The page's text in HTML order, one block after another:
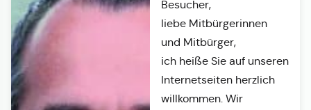
Besucher,
liebe Mitbürgerinnen
und Mitbürger,
ich heiße Sie auf unseren
Internetseiten herzlich
willkommen. Wir